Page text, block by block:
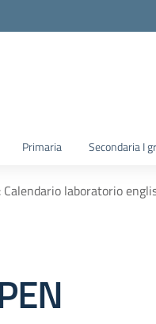
Primaria Secondaria I
Calendario laboratorio